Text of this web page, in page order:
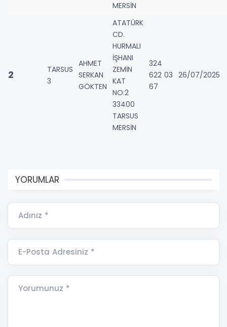
MERSİN
2
TARSUS
3
AHMET
SERKAN
GÖKTEN
ATATÜRK
CD.
HURMALI
İŞHANI
ZEMİN
KAT
NO:2
33400
TARSUS
MERSİN
324
622 03
67
26/07/2025
YORUMLAR
Adınız *
E-Posta Adresiniz *
Yorumunuz *